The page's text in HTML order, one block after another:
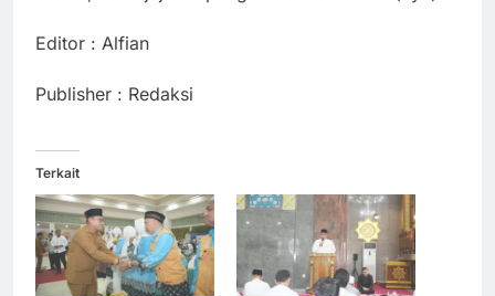
Editor : Alfian
Publisher : Redaksi
Terkait